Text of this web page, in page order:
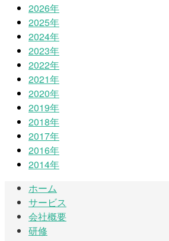
2026年
2025年
2024年
2023年
2022年
2021年
2020年
2019年
2018年
2017年
2016年
2014年
ホーム
サービス
会社概要
研修